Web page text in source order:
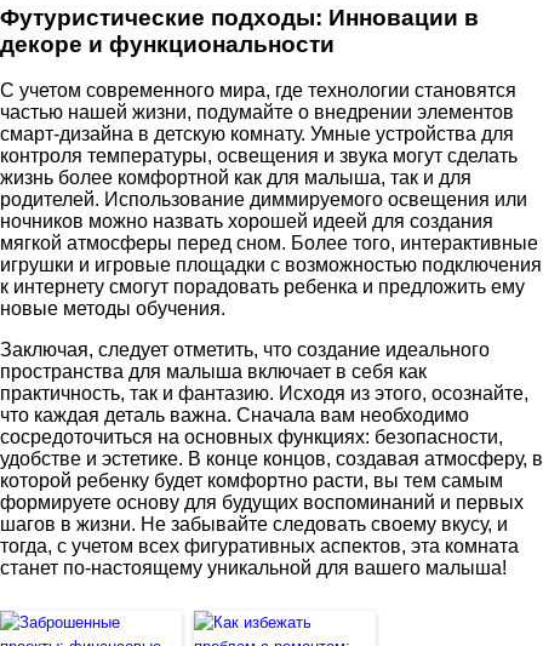
Футуристические подходы: Инновации в
декоре и функциональности
С учетом современного мира, где технологии становятся
частью нашей жизни, подумайте о внедрении элементов
смарт-дизайна в детскую комнату. Умные устройства для
контроля температуры, освещения и звука могут сделать
жизнь более комфортной как для малыша, так и для
родителей. Использование диммируемого освещения или
ночников можно назвать хорошей идеей для создания
мягкой атмосферы перед сном. Более того, интерактивные
игрушки и игровые площадки с возможностью подключения
к интернету смогут порадовать ребенка и предложить ему
новые методы обучения.
Заключая, следует отметить, что создание идеального
пространства для малыша включает в себя как
практичность, так и фантазию. Исходя из этого, осознайте,
что каждая деталь важна. Сначала вам необходимо
сосредоточиться на основных функциях: безопасности,
удобстве и эстетике. В конце концов, создавая атмосферу, в
которой ребенку будет комфортно расти, вы тем самым
формируете основу для будущих воспоминаний и первых
шагов в жизни. Не забывайте следовать своему вкусу, и
тогда, с учетом всех фигуративных аспектов, эта комната
станет по-настоящему уникальной для вашего малыша!